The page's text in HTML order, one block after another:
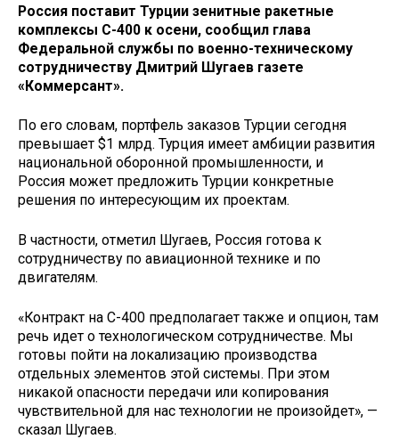
Россия поставит Турции зенитные ракетные
комплексы С-400 к осени, сообщил глава
Федеральной службы по военно-техническому
сотрудничеству Дмитрий Шугаев газете
«Коммерсант».
По его словам, портфель заказов Турции сегодня
превышает $1 млрд. Турция имеет амбиции развития
национальной оборонной промышленности, и
Россия может предложить Турции конкретные
решения по интересующим их проектам.
В частности, отметил Шугаев, Россия готова к
сотрудничеству по авиационной технике и по
двигателям.
«Контракт на С-400 предполагает также и опцион, там
речь идет о технологическом сотрудничестве. Мы
готовы пойти на локализацию производства
отдельных элементов этой системы. При этом
никакой опасности передачи или копирования
чувствительной для нас технологии не произойдет», —
сказал Шугаев.